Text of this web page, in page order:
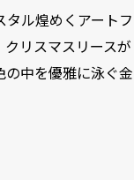
ル煌めくアートフ
リスマスリースが
中を優雅に泳ぐ金